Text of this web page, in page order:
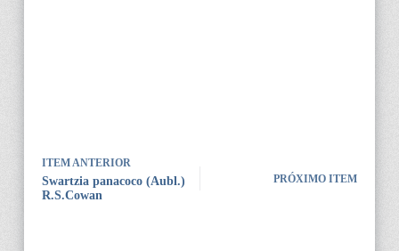
ITEM ANTERIOR
Swartzia panacoco (Aubl.)
R.S.Cowan
PRÓXIMO ITEM